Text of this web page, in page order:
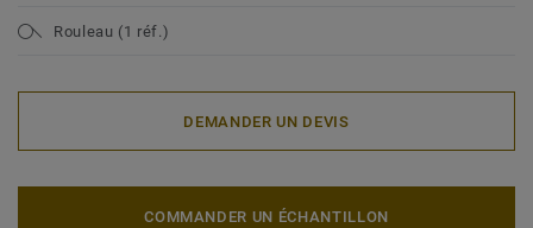
Rouleau (1 réf.)
DEMANDER UN DEVIS
COMMANDER UN ÉCHANTILLON